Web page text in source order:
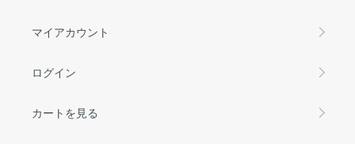
マイアカウント
ログイン
カートを見る